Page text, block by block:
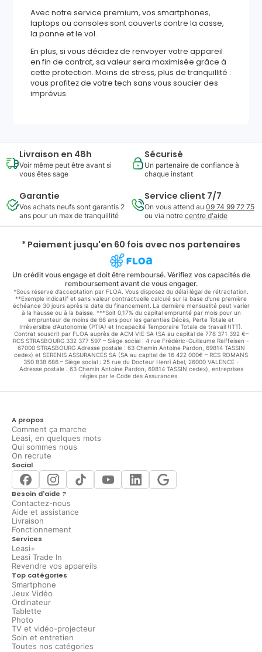
Avec notre service premium, vos smartphones,
laptops ou consoles sont couverts contre la casse,
la panne et le vol.
En plus, si vous décidez de renvoyer votre appareil
en fin de contrat, sa valeur sera maximisée grâce à
cette protection. Moins de stress, plus de tranquillité :
vous profitez de votre tech sans vous soucier des
imprévus.
Livraison en 48h
Voir même peut être avant si
vous êtes sage
Sécurisé
Un partenaire de confiance à
chaque instant
Garantie
Vos achats neufs sont garantis 2
ans pour un max de tranquillité
Service client 7/7
On vous attend au 09 74 99 72 75
ou via notre centre d'aide
* Paiement jusqu'en 60 fois avec nos partenaires
Un crédit vous engage et doit être remboursé. Vérifiez vos capacités de
remboursement avant de vous engager.
*Sous réserve d’acceptation par FLOA. Vous disposez du délai légal de rétractation.
**Exemple indicatif et sans valeur contractuelle calculé sur la base d'une première
échéance 30 jours après la date du financement. La dernière mensualité peut varier
à la hausse ou à la baisse. ***Soit 0,17% du capital emprunté par mois pour un
emprunteur de moins de 66 ans pour les garanties Décès, Perte Totale et
Irréversible d'Autonomie (PTIA) et Incapacité Temporaire Totale de travail (ITT).
Contrat souscrit par FLOA auprès de ACM VIE SA (SA au capital de 778 371 392 €–
RCS STRASBOURG 332 377 597 – Siège social : 4 rue Frédéric-Guillaume Raiffeisen -
67000 STRASBOURG Adresse postale : 63 Chemin Antoine Pardon, 69814 TASSIN
cedex) et SERENIS ASSURANCES SA (SA au capital de 16 422 000€ – RCS ROMANS
350 838 686 – Siège social : 25 rue du Docteur Henri Abel, 26000 VALENCE -
Adresse postale : 63 Chemin Antoine Pardon, 69814 TASSIN cedex), entreprises
régies par le Code des Assurances.
A propos
Comment ça marche
Leasi, en quelques mots
Qui sommes nous
On recrute
Social
Besoin d'aide ?
Contactez-nous
Aide et assistance
Livraison
Fonctionnement
Services
Leasi+
Leasi Trade In
Revendre vos appareils
Top catégories
Smartphone
Jeux Vidéo
Ordinateur
Tablette
Photo
TV et vidéo-projecteur
Soin et entretien
Toutes nos catégories